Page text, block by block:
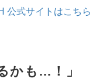
公式サイトはこちら
かも…！」